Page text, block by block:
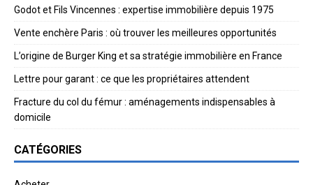
Godot et Fils Vincennes : expertise immobilière depuis 1975
Vente enchère Paris : où trouver les meilleures opportunités
L’origine de Burger King et sa stratégie immobilière en France
Lettre pour garant : ce que les propriétaires attendent
Fracture du col du fémur : aménagements indispensables à
domicile
CATÉGORIES